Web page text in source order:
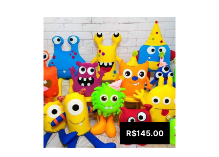
R$145.00